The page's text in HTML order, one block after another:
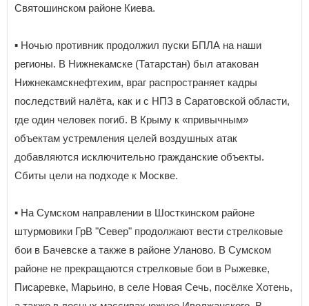
Святошинском районе Киева.
▪️ Ночью противник продолжил пуски БПЛА на наши
регионы. В Нижнекамске (Татарстан) был атакован
Нижнекамскнефтехим, враг распространяет кадры
последствий налёта, как и с НПЗ в Саратовской области,
где один человек погиб. В Крыму к «привычным»
объектам устремления целей воздушных атак
добавляются исключительно гражданские объекты.
Сбиты цели на подходе к Москве.
▪️ На Сумском направлении в Шосткинском районе
штурмовики ГрВ "Север" продолжают вести стрелковые
бои в Бачевске а также в районе Уланово. В Сумском
районе не прекращаются стрелковые бои в Рыжевке,
Писаревке, Марьино, в селе Новая Сечь, посёлке Хотень,